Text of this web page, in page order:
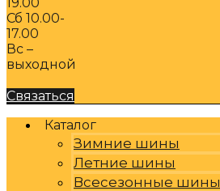
Сб 10.00-
17.00
Вс –
выходной
Связаться
Каталог
Зимние шины
Летние шины
Всесезонные шины